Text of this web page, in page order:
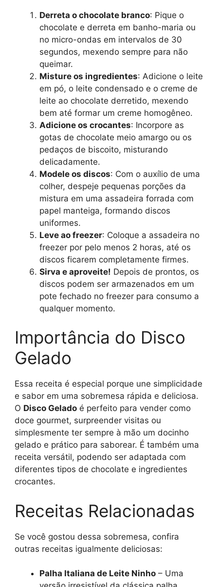
Derreta o chocolate branco: Pique o
chocolate e derreta em banho-maria ou
no micro-ondas em intervalos de 30
segundos, mexendo sempre para não
queimar.
Misture os ingredientes: Adicione o leite
em pó, o leite condensado e o creme de
leite ao chocolate derretido, mexendo
bem até formar um creme homogêneo.
Adicione os crocantes: Incorpore as
gotas de chocolate meio amargo ou os
pedaços de biscoito, misturando
delicadamente.
Modele os discos: Com o auxílio de uma
colher, despeje pequenas porções da
mistura em uma assadeira forrada com
papel manteiga, formando discos
uniformes.
Leve ao freezer: Coloque a assadeira no
freezer por pelo menos 2 horas, até os
discos ficarem completamente firmes.
Sirva e aproveite! Depois de prontos, os
discos podem ser armazenados em um
pote fechado no freezer para consumo a
qualquer momento.
Importância do Disco
Gelado
Essa receita é especial porque une simplicidade
e sabor em uma sobremesa rápida e deliciosa.
O Disco Gelado é perfeito para vender como
doce gourmet, surpreender visitas ou
simplesmente ter sempre à mão um docinho
gelado e prático para saborear. É também uma
receita versátil, podendo ser adaptada com
diferentes tipos de chocolate e ingredientes
crocantes.
Receitas Relacionadas
Se você gostou dessa sobremesa, confira
outras receitas igualmente deliciosas:
Palha Italiana de Leite Ninho – Uma